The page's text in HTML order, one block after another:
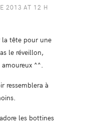
2013 AT 12 H
la tête pour une
le réveillon,
^^.
ressemblera à
les bottines